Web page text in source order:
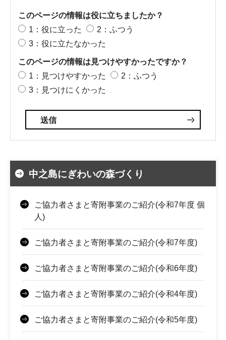
このページの情報は役に立ちましたか？
1：役に立った
2：ふつう
3：役に立たなかった
このページの情報は見つけやすかったですか？
1：見つけやすかった
2：ふつう
3：見つけにくかった
中之島にぎわいの森づくり
ご協力者さまと寄附事業のご紹介(令和7年度 個
人)
ご協力者さまと寄附事業のご紹介(令和7年度)
ご協力者さまと寄附事業のご紹介(令和6年度)
ご協力者さまと寄附事業のご紹介(令和4年度)
ご協力者さまと寄附事業のご紹介(令和5年度)